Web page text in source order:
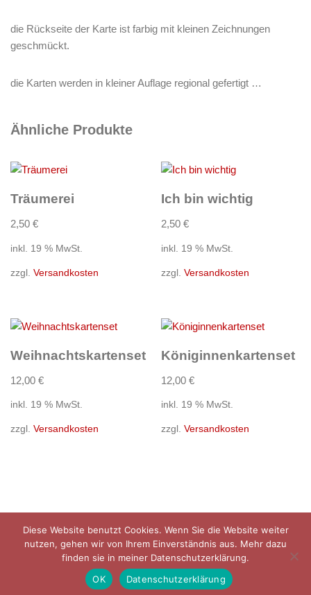
die Rückseite der Karte ist farbig mit kleinen Zeichnungen
geschmückt.
die Karten werden in kleiner Auflage regional gefertigt …
Ähnliche Produkte
Träumerei
2,50 €
inkl. 19 % MwSt.
zzgl. Versandkosten
Ich bin wichtig
2,50€
inkl. 19 % MwSt.
zzgl.Versandkosten
Weihnachtskartenset
12,00 €
inkl. 19 % MwSt.
zzgl. Versandkosten
Königinnenkartenset
12,00€
inkl. 19 % MwSt.
zzgl.Versandkosten
Datenschutzerklärung Impressum AGB
Versandarten
© Tanja Hanser 2021
Diese Website benutzt Cookies. Wenn Sie die Website weiter
nutzen, gehen wir von Ihrem Einverständnis aus. Mehr dazu
finden sie in meiner Datenschutzerklärung.
OK
Datenschutzerklärung